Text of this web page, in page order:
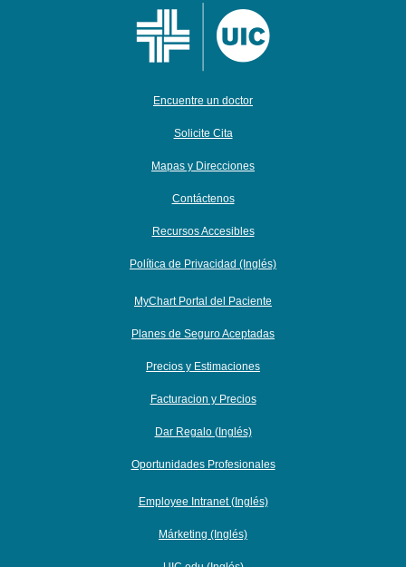
Encuentre un doctor
Solicite Cita
Mapas y Direcciones
Contáctenos
Recursos Accesibles
Política de Privacidad (Inglés)
MyChart Portal del Paciente
Planes de Seguro Aceptadas
Precios y Estimaciones
Facturacion y Precios
Dar Regalo (Inglés)
Oportunidades Profesionales
Employee Intranet (Inglés)
Márketing (Inglés)